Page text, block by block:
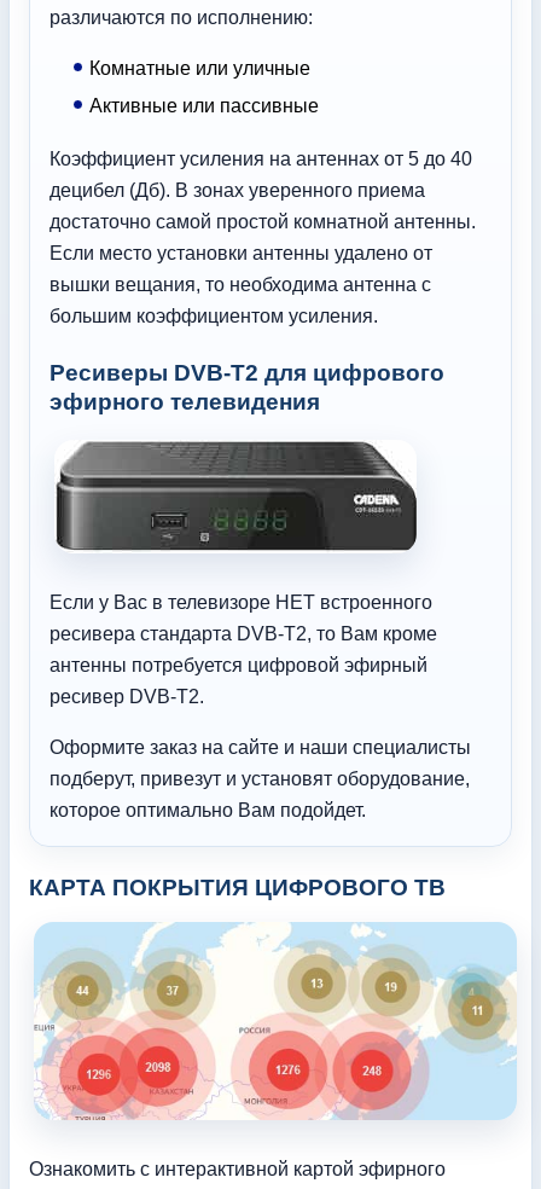
различаются по исполнению:
Комнатные или уличные
Активные или пассивные
Коэффициент усиления на антеннах от 5 до 40
децибел (Дб). В зонах уверенного приема
достаточно самой простой комнатной антенны.
Если место установки антенны удалено от
вышки вещания, то необходима антенна с
большим коэффициентом усиления.
Ресиверы DVB-T2 для цифрового
эфирного телевидения
Если у Вас в телевизоре НЕТ встроенного
ресивера стандарта DVB-T2, то Вам кроме
антенны потребуется цифровой эфирный
ресивер DVB-T2.
Оформите заказ на сайте и наши специалисты
подберут, привезут и установят оборудование,
которое оптимально Вам подойдет.
КАРТА ПОКРЫТИЯ ЦИФРОВОГО ТВ
Ознакомить с интерактивной картой эфирного